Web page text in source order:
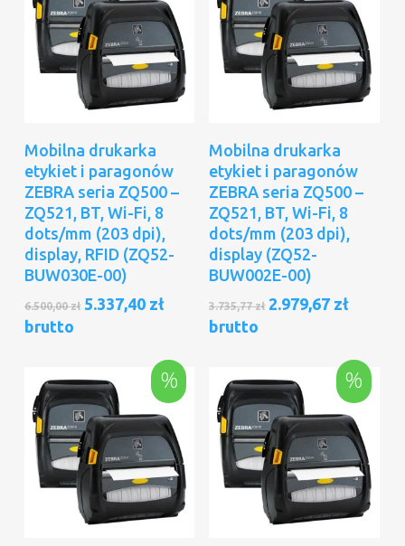
Dodaj Do Koszyka
Mobilna drukarka
etykiet i paragonów
ZEBRA seria ZQ500 –
ZQ521, BT, Wi-Fi, 8
dots/mm (203 dpi),
display, RFID (ZQ52-
BUW030E-00)
6.500,00zł Pierwotna
6.500,00 zł.
5.337,40 złAktualna
5.337,40 zł.
brutto
Dodaj Do Koszyka
Mobilna drukarka
etykiet i paragonów
ZEBRA seria ZQ500 –
ZQ521, BT, Wi-Fi, 8
dots/mm (203 dpi),
display (ZQ52-
BUW002E-00)
3.735,77zł Pierwotna
3.735,77 zł.
2.979,67 zł
brutto
% %